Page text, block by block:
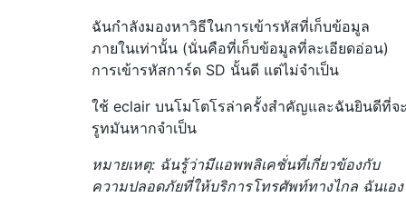
ฉันกำลังมองหาวิธีในการเข้ารหัสที่เก็บข้อมูล
ภายในเท่านั้น (นั่นคือที่เก็บข้อมูลที่ละเอียดอ่อน)
การเข้ารหัสการ์ด SD นั้นดี แต่ไม่จำเป็น
ใช้ eclair บนโมโตโรล่าครั้งสำคัญและฉันยินดีที่จ
รูทมันหากจำเป็น
หมายเหตุ: ฉันรู้ว่ามีแอพพลิเคชั่นที่เกี่ยวข้องกับ
ความปลอดภัยที่ให้บริการโทรศัพท์ทางไกล ฉันเอง